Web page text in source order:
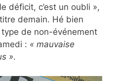
déficit, c’est un oubli »,
demain. Hé bien
de non-événement
: « mauvaise
».